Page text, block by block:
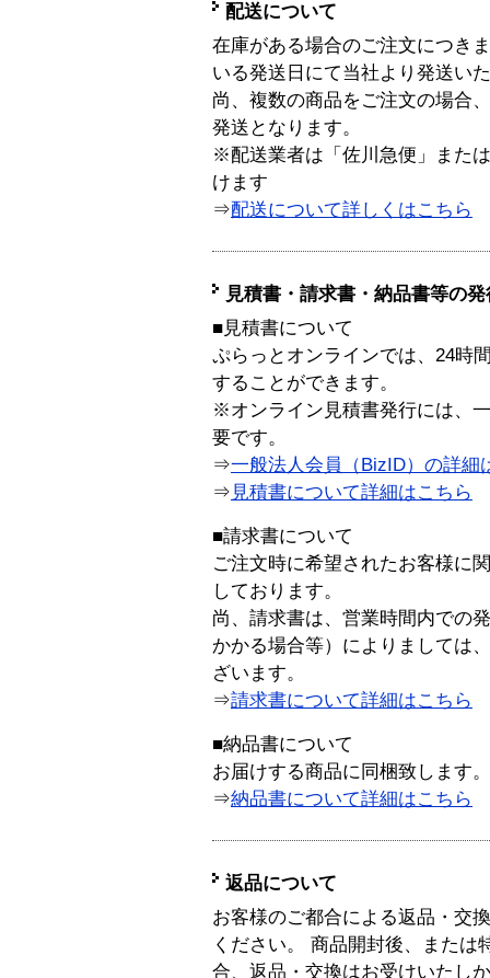
配送について
在庫がある場合のご注文につき
いる発送日にて当社より発送い
尚、複数の商品をご注文の場合
発送となります。
※配送業者は「佐川急便」また
けます
⇒配送について詳しくはこちら
見積書・請求書・納品書等の
■見積書について
ぷらっとオンラインでは、24時
することができます。
※オンライン見積書発行には、
要です。
⇒一般法人会員（BizID）の詳細
⇒ 見積書について詳細はこちら
■請求書について
ご注文時に希望されたお客様に
しております。
尚、請求書は、営業時間内での
かかる場合等）によりましては
ざいます。
⇒請求書について詳細はこちら
■納品書について
お届けする商品に同梱致します。
⇒納品書について詳細はこちら
返品について
お客様のご都合による返品・交
ください。 商品開封後、または
合、返品・交換はお受けいたし